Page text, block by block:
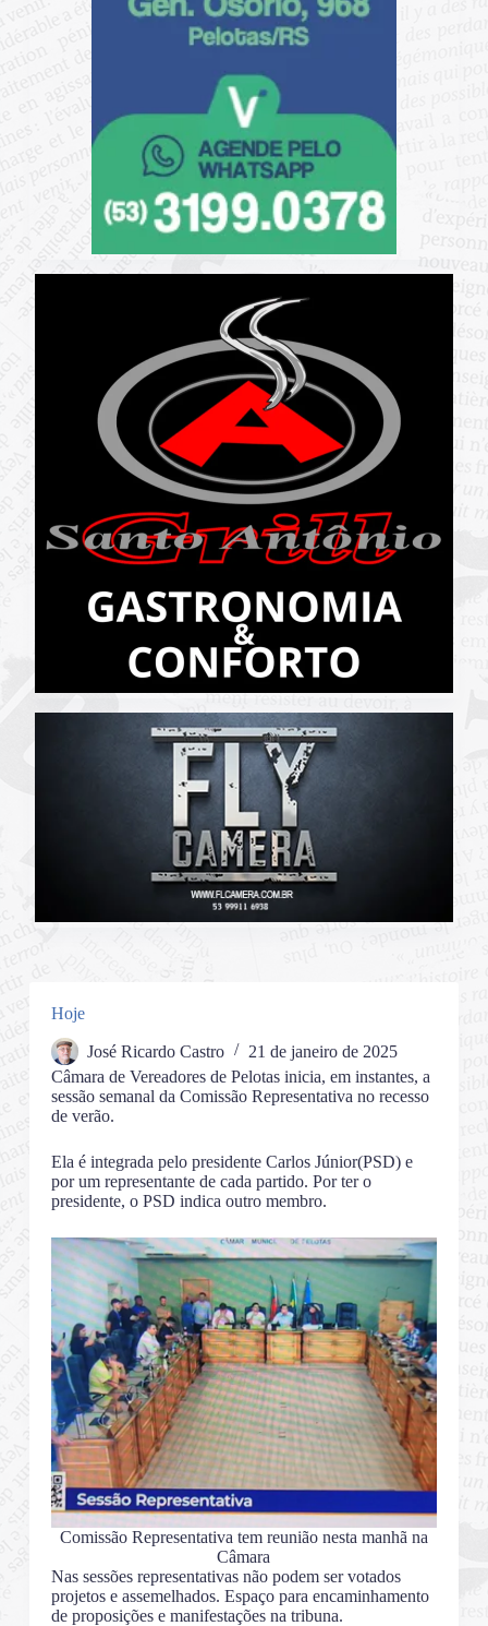
Hoje
José Ricardo Castro
21 de janeiro de 2025
Câmara de Vereadores de Pelotas inicia, em instantes, a
sessão semanal da Comissão Representativa no recesso
de verão.
Ela é integrada pelo presidente Carlos Júnior(PSD) e
por um representante de cada partido. Por ter o
presidente, o PSD indica outro membro.
Comissão Representativa tem reunião nesta manhã na
Câmara
Nas sessões representativas não podem ser votados
projetos e assemelhados. Espaço para encaminhamento
de proposições e manifestações na tribuna.